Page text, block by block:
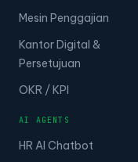
Mesin Penggajian
Kantor Digital &
Persetujuan
OKR / KPI
AI AGENTS
HR AI Chatbot